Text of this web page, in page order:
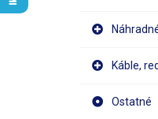
Káble,
Ostatné